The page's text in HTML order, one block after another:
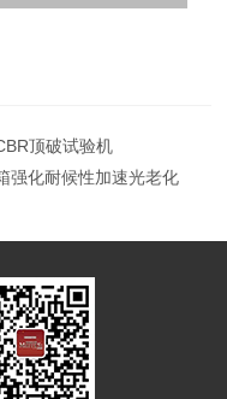
顶破试验机
强化耐候性加速光老化